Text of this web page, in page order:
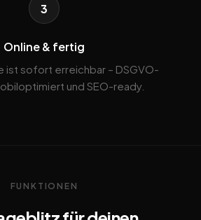
3
Online & fertig
ist sofort erreichbar – DSGVO-
und SEO-ready.
FUNKTIONEN